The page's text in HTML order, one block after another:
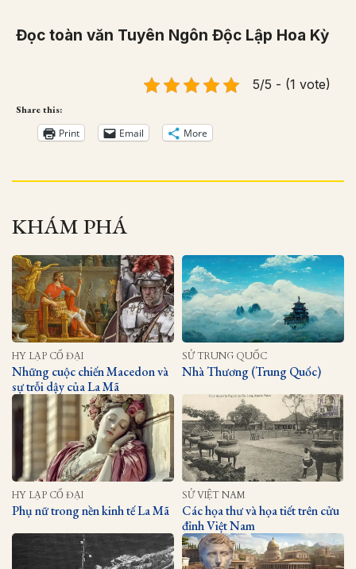
Đọc toàn văn Tuyên Ngôn Độc Lập Hoa Kỳ
5/5 - (1 vote)
Share this:
Print Email More
KHÁM PHÁ
HY LẠP CỔ ĐẠI
Những cuộc chiến Macedon và
sự trỗi dậy của La Mã
SỬ TRUNG QUỐC
Nhà Thương (Trung Quốc)
HY LẠP CỔ ĐẠI
Phụ nữ trong nền kinh tế La Mã
SỬ VIỆT NAM
Các họa thư và họa tiết trên cửu
đỉnh Việt Nam